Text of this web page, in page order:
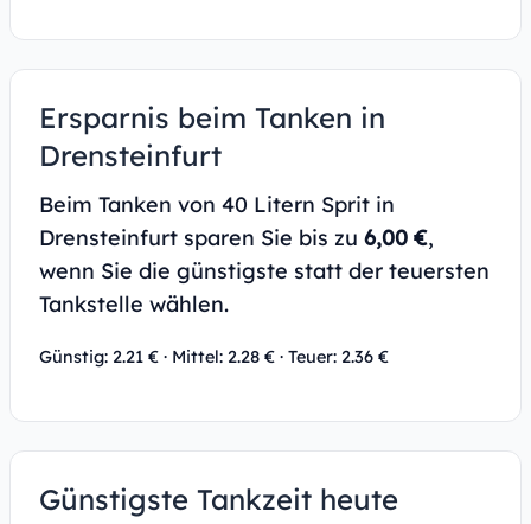
Ersparnis beim Tanken in
Drensteinfurt
Beim Tanken von 40 Litern Sprit in
Drensteinfurt sparen Sie bis zu 6,00 €,
wenn Sie die günstigste statt der teuersten
Tankstelle wählen.
Günstig: 2.21 € · Mittel: 2.28 € · Teuer: 2.36 €
Günstigste Tankzeit heute